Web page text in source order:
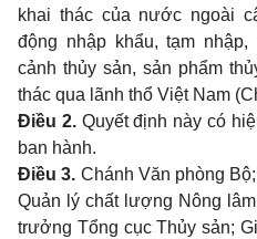
khai thác của nước ngoài
động nhập khẩu, tạm
cảnh thủy sản, sản phẩm
thác qua lãnh thổ Việt Nam
Điều 2.Quyết định này có
ban hành.
Điều 3. Chánh Văn phòng
Quản lý chất lượng Nông
trưởng Tổng cục Thủy sản;